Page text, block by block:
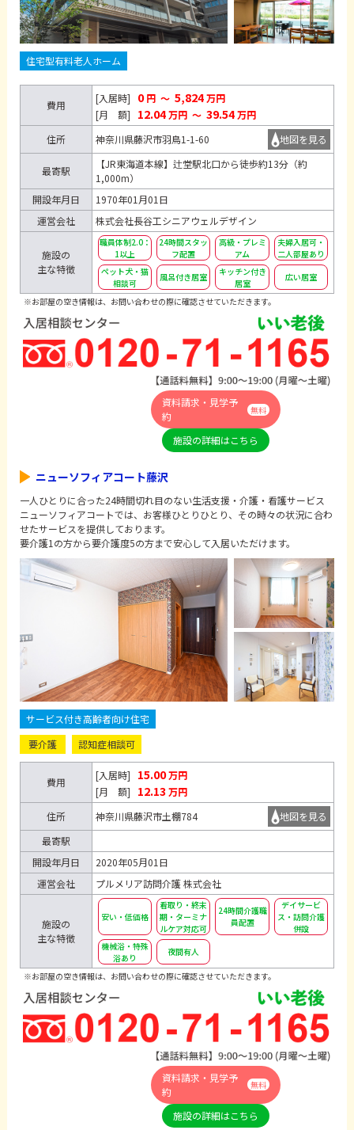
住宅型有料老人ホーム
費用
[入居時] 0 円 ～ 5,824万円
[月 額]
12.04万円 ～ 39.54万円
住所
神奈川県藤沢市羽鳥1-1-60 地図を見る
最寄駅
【JR東海道本線】辻堂駅北口から徒歩約13分（約
1,000m）
開設年月日
1970年01月01日
運営会社
株式会社長谷工シニアウェルデザイン
施設の
主な特徴
職員体制2.0：
1以上
24時間スタッ
フ配置
高級・プレミ
アム
夫婦入居可・
二人部屋あり
ペット犬・猫
相談可
風呂付き居室
キッチン付き
居室
広い居室
※お部屋の空き情報は、お問い合わせの際に確認させていただきます。
資料請求・見学予
約
無料
施設の詳細はこちら
ニューソフィアコート藤沢
一人ひとりに合った24時間切れ目のない生活支援・介護・看護サービス
ニューソフィアコートでは、お客様ひとりひとり、その時々の状況に合わ
せたサービスを提供しております。
要介護1の方から要介護度5の方まで安心して入居いただけます。
サービス付き高齢者向け住宅
要介護
認知症相談可
費用
[入居時] 15.00万円
[月 額]
12.13万円
住所
神奈川県藤沢市土棚784
地図を見る
最寄駅
開設年月日
2020年05月01日
運営会社
プルメリア訪問介護 株式会社
施設の
主な特徴
安い・低価格
看取り・終末
期・ターミナ
ルケア対応可
24時間介護職
員配置
デイサービ
ス・訪問介護
併設
機械浴・特殊
浴あり
夜間有人
※お部屋の空き情報は、お問い合わせの際に確認させていただきます。
資料請求・見学予
約
無料
施設の詳細はこちら